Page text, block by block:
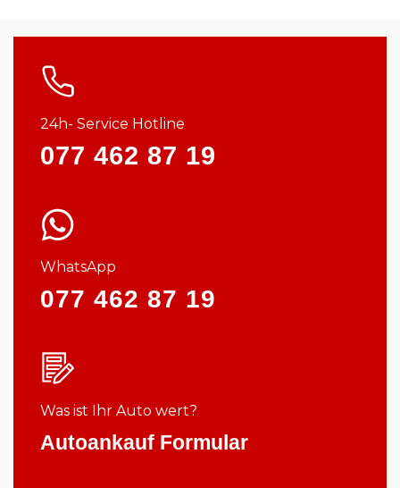
24h- Service Hotline
077 462 87 19
WhatsApp
077 462 87 19
Was ist Ihr Auto wert?
Autoankauf Formular